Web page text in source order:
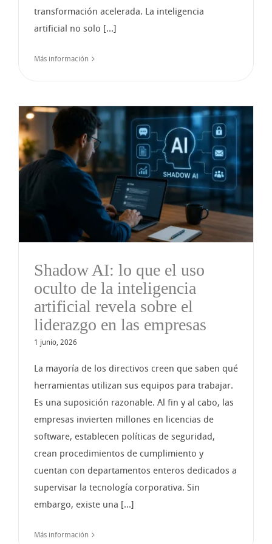
transformación acelerada. La inteligencia
artificial no solo [...]
Más información
Shadow AI: lo que el uso
oculto de la inteligencia
artificial revela sobre el
liderazgo en las empresas
1 junio, 2026
La mayoría de los directivos creen que saben qué
herramientas utilizan sus equipos para trabajar.
Es una suposición razonable. Al fin y al cabo, las
empresas invierten millones en licencias de
software, establecen políticas de seguridad,
crean procedimientos de cumplimiento y
cuentan con departamentos enteros dedicados a
supervisar la tecnología corporativa. Sin
embargo, existe una [...]
Más información